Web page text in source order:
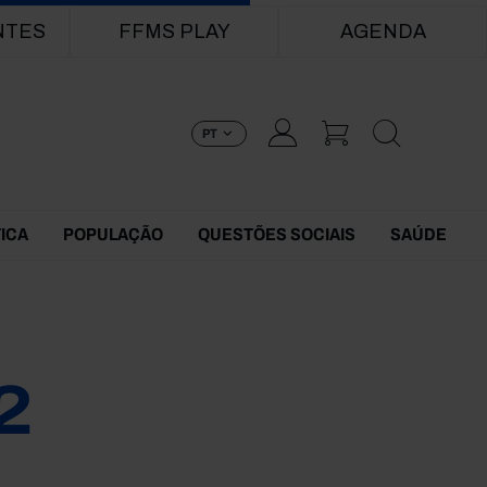
FFMS PLAY AGENDA
PT
POPULAÇÃO QUESTÕES SOCIAIS SAÚDE